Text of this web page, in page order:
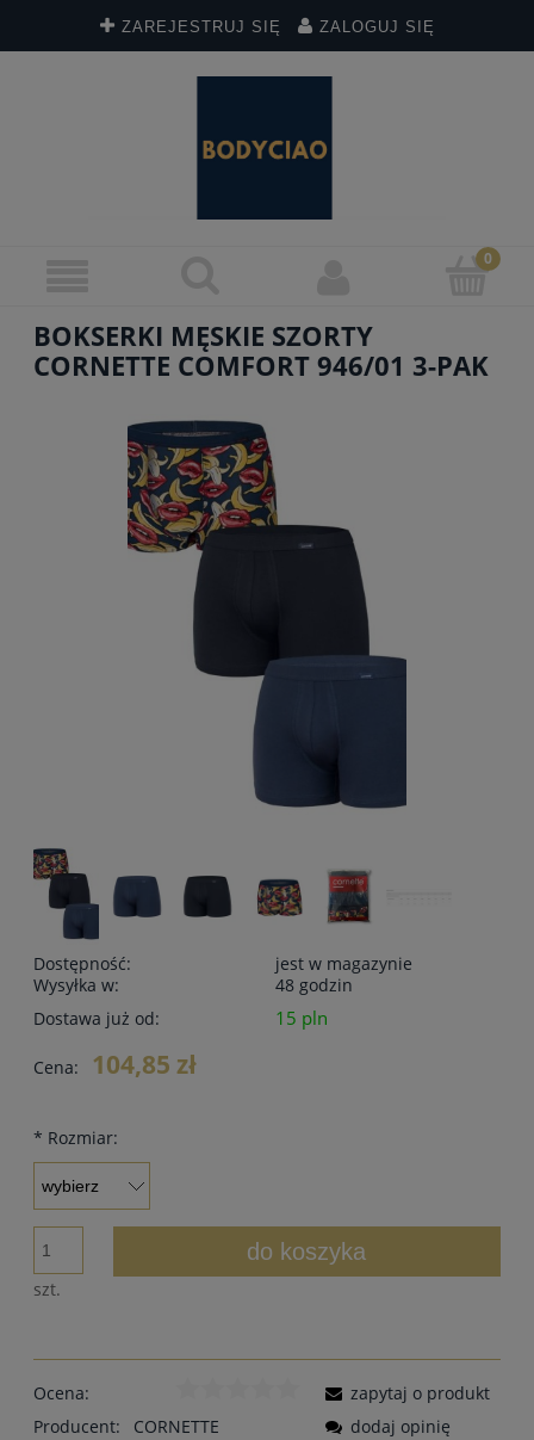
ZAREJESTRUJ SIĘ ZALOGUJ SIĘ
BOKSERKI MĘSKIE SZORTY
CORNETTE COMFORT 946/01 3-PAK
Dostępność:
jest w magazynie
Wysyłka w:
48 godzin
Dostawa już od:
15 pln
Cena: 104,85 zł
* Rozmiar:
szt.
do koszyka
Ocena:
Producent:
CORNETTE
zapytaj o produkt
dodaj opinię